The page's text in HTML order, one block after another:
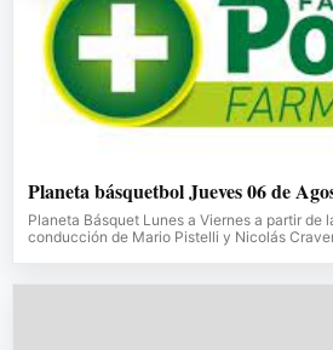
Planeta básquetbol Jueves 06 de
Planeta Básquet Lunes a Viernes a partir de
conducción de Mario Pistelli y Nicolás